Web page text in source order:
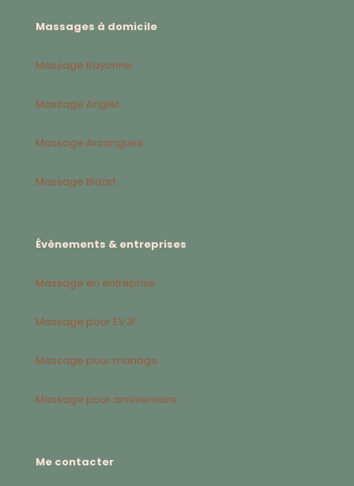
Massages à domicile
Massage Bayonne
Massage Anglet
Massage Arcangues
Massage Bidart
Évènements & entreprises
Massage en entreprise
Massage pour EVJF
Massage pour mariage
Massage pour anniversaire
Me contacter